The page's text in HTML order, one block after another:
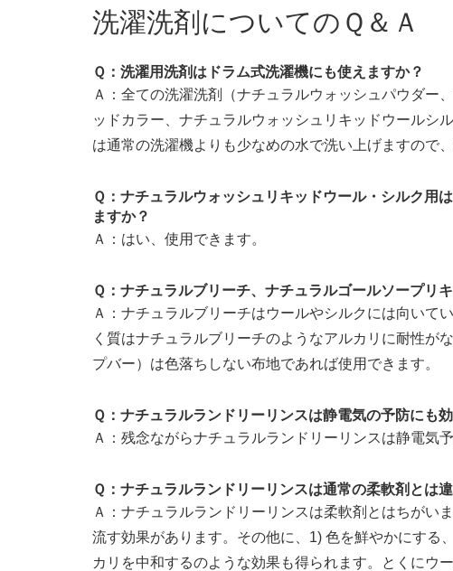
洗濯洗剤についてのＱ＆Ａ
Ｑ：洗濯用洗剤はドラム式洗濯機にも使えますか？
Ａ：全ての洗濯洗剤（ナチュラルウォッシュパウダー
ッドカラー、ナチュラルウォッシュリキッドウールシ
は通常の洗濯機よりも少なめの水で洗い上げますので
Ｑ：ナチュラルウォッシュリキッドウール・シルク用
ますか？
Ａ：はい、使用できます。
Ｑ：ナチュラルブリーチ、ナチュラルゴールソープリ
Ａ：ナチュラルブリーチはウールやシルクには向いて
く質はナチュラルブリーチのようなアルカリに耐性が
プバー）は色落ちしない布地であれば使用できます。
Ｑ：ナチュラルランドリーリンスは静電気の予防にも
Ａ：残念ながらナチュラルランドリーリンスは静電気
Ｑ：ナチュラルランドリーリンスは通常の柔軟剤とは
Ａ：ナチュラルランドリーリンスは柔軟剤とはちがい
流す効果があります。その他に、1) 色を鮮やかにする
カリを中和するのような効果も得られます。とくにウ